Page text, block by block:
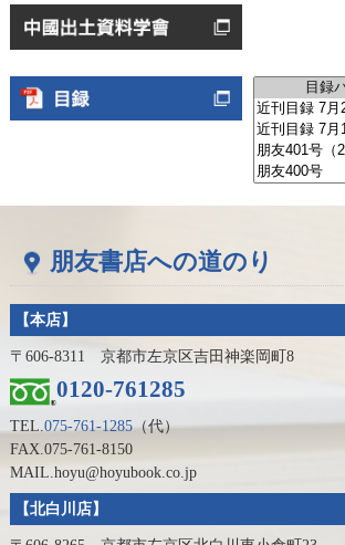
朋友書店への道のり
【本店】
〒606-8311 京都市左京区吉田神楽岡町8
0120-761285
TEL.075-761-1285（代）
FAX.075-761-8150
MAIL.hoyu@hoyubook.co.jp
【北白川店】